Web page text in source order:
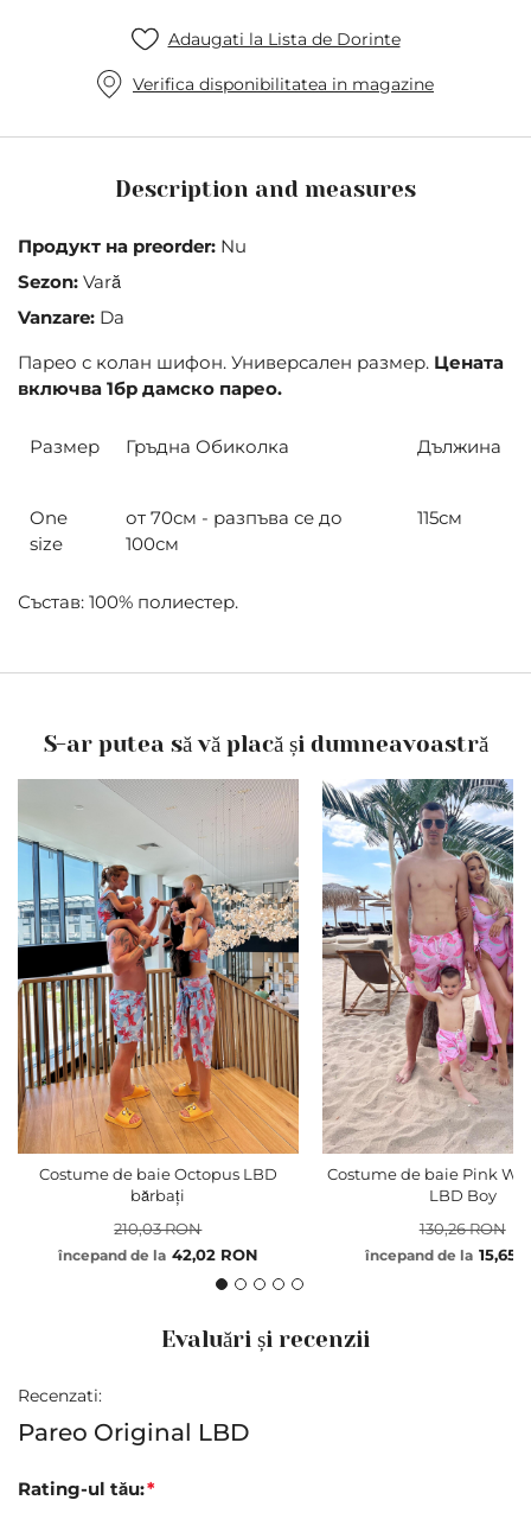
Adaugati la Lista de Dorinte
Verifica disponibilitatea in magazine
Description and measures
Продукт на preorder: Nu
Sezon: Vară
Vanzare: Da
Парео с колан шифон. Универсален размер. Цената
включва 1бр дамско парео.
Размер Гръдна Обиколка Дължина
One
size
от 70см - разпъва се до
100см
115см
Състав: 100% полиестер.
S-ar putea să vă placă și dumneavoastră
Costume de baie Octopus LBD
bărbați
începand de la 42,02 RON
210,03 RON
Costume de baie Pink
LBD Boy
începand de la 15,65
130,26 RON
Evaluări și recenzii
Recenzati:
Pareo Original LBD
Rating-ul tău: